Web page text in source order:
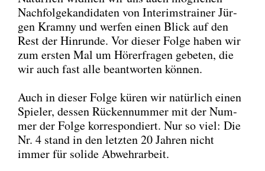
Nach­fol­ge­kan­di­da­ten von Inte­rims­trai­ner Jür­
gen Kram­ny und wer­fen einen Blick auf den
Rest der Hin­run­de. Vor die­ser Fol­ge haben wir
zum ers­ten Mal um Hörer­fra­gen gebe­ten, die
wir auch fast alle beant­wor­ten kön­nen.
Auch in die­ser Fol­ge küren wir natür­lich einen
Spie­ler, des­sen Rücken­num­mer mit der Num­
mer der Fol­ge kor­re­spon­diert. Nur so viel: Die
Nr. 4 stand in den letz­ten 20 Jah­ren nicht
immer für soli­de Abwehr­ar­beit.